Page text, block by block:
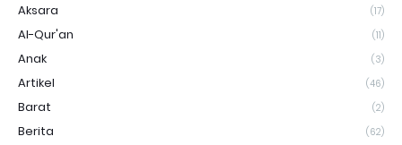
Aksara (17)
Al-Qur'an (11)
Anak (3)
Artikel (46)
Barat (2)
Berita (62)